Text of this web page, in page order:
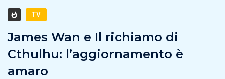
TV
James Wan e Il richiamo di
Cthulhu: l’aggiornamento è
amaro